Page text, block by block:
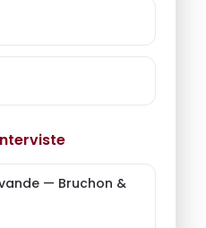
— Bruchon &